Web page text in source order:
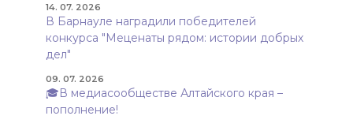
14. 07. 2026
В Барнауле наградили победителей
конкурса "Меценаты рядом: истории добрых
дел"
09. 07. 2026
🎓В медиасообществе Алтайского края –
пополнение!